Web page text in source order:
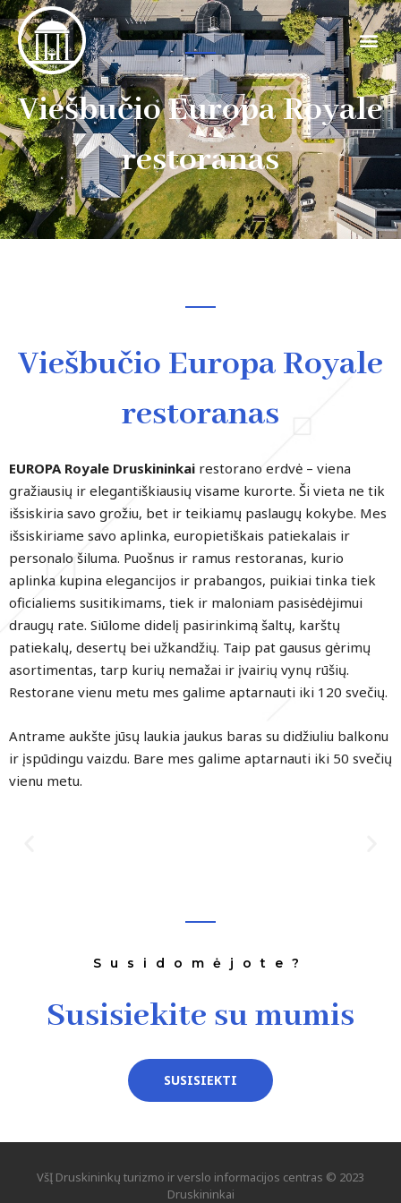
Viešbučio Europa Royale
restoranas
Viešbučio Europa Royale
restoranas
EUROPA Royale Druskininkai restorano erdvė – viena
gražiausių ir elegantiškiausių visame kurorte. Ši vieta ne tik
išsiskiria savo grožiu, bet ir teikiamų paslaugų kokybe. Mes
išsiskiriame savo aplinka, europietiškais patiekalais ir
personalo šiluma. Puošnus ir ramus restoranas, kurio
aplinka kupina elegancijos ir prabangos, puikiai tinka tiek
oficialiems susitikimams, tiek ir maloniam pasisėdėjimui
draugų rate. Siūlome didelį pasirinkimą šaltų, karštų
patiekalų, desertų bei užkandžių. Taip pat gausus gėrimų
asortimentas, tarp kurių nemažai ir įvairių vynų rūšių.
Restorane vienu metu mes galime aptarnauti iki 120 svečių.
Antrame aukšte jūsų laukia jaukus baras su didžiuliu balkonu
ir įspūdingu vaizdu. Bare mes galime aptarnauti iki 50 svečių
vienu metu.
Susidomėjote?
Susisiekite su mumis
SUSISIEKTI
VšĮ Druskininkų turizmo ir verslo informacijos centras © 2023
Druskininkai